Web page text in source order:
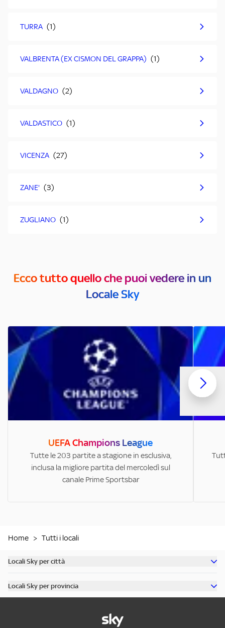
TURRA
VALBRENTA (EX CISMON DEL GRAPPA)
VALDAGNO
VALDASTICO
VICENZA
ZANE'
ZUGLIANO
Ecco tutto quello che puoi vedere in un
Locale Sky
UEFA Champions League
Tutte le 203 partite a stagione in esclusiva,
inclusa la migliore partita del mercoledì sul
canale Prime Sportsbar
Home > Tutti i locali
Locali Sky per città
Scopri tutti i bar di Roma
Locali Sky per provincia
Scopri tutti i bar in provincia di Milano
Scopri tutti i bar in provincia di Roma